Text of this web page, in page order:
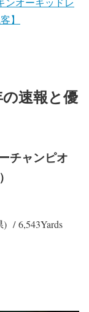
】
速報と優
チャンピオ
/ 6,543Yards